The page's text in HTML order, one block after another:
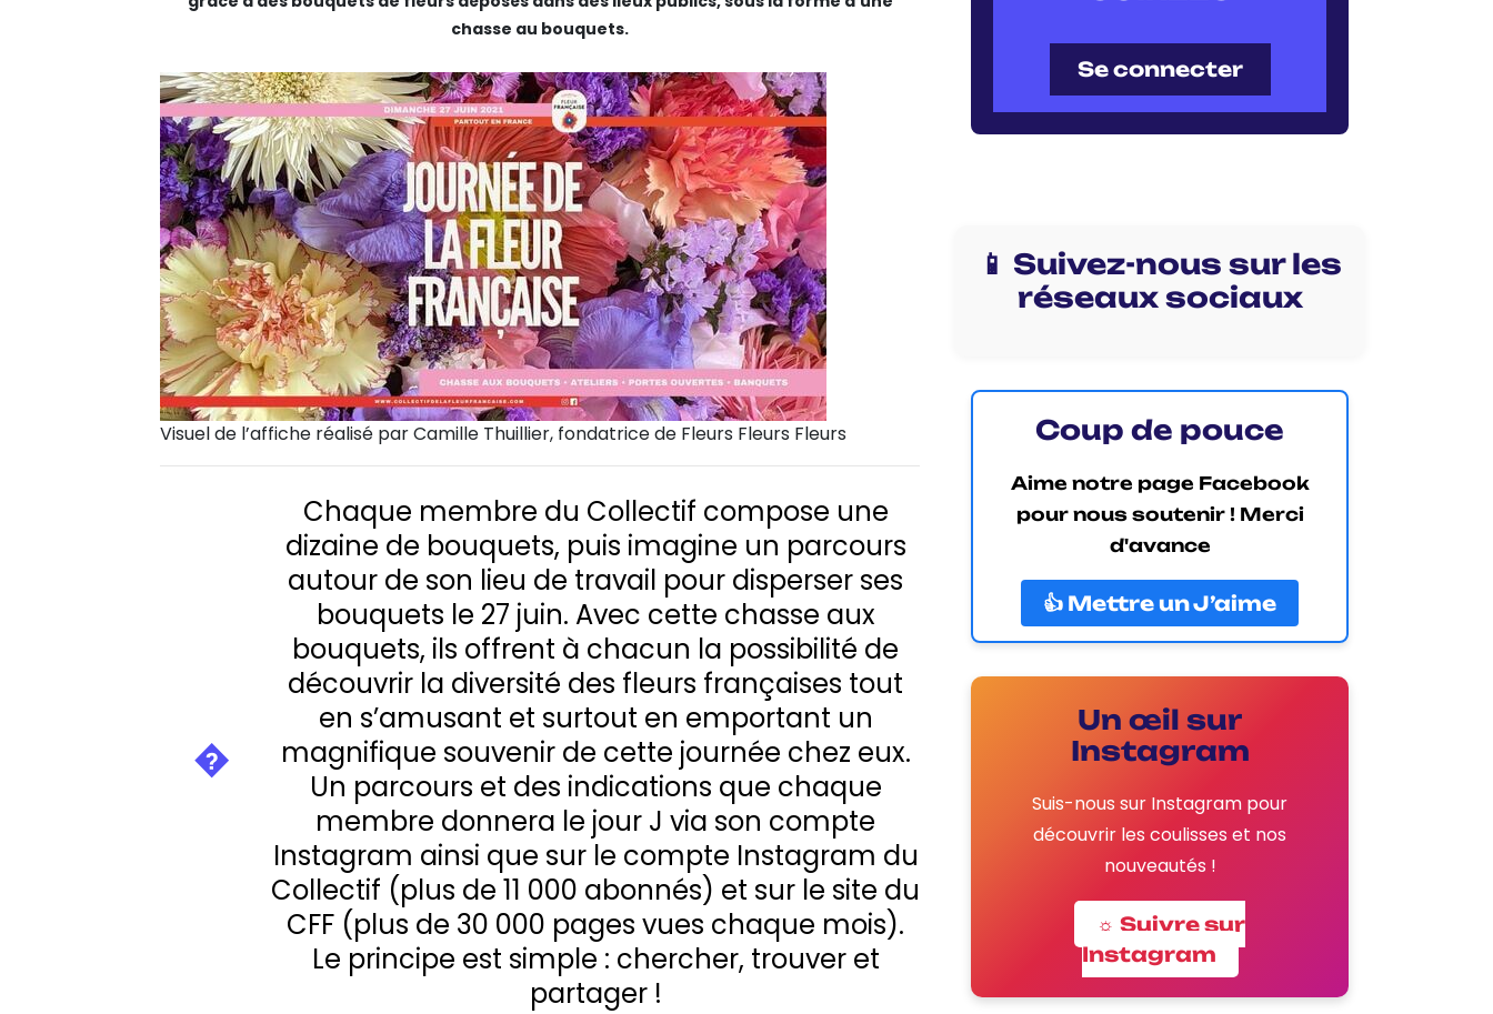
chasse au bouquets.
Visuel de l’affiche réalisé par Camille Thuillier, fondatrice de Fleurs Fleurs Fleurs
Chaque membre du Collectif compose une
dizaine de bouquets, puis imagine un parcours
autour de son lieu de travail pour disperser ses
bouquets le 27 juin. Avec cette chasse aux
bouquets, ils offrent à chacun la possibilité de
découvrir la diversité des fleurs françaises tout
en s’amusant et surtout en emportant un
magnifique souvenir de cette journée chez eux.
Un parcours et des indications que chaque
membre donnera le jour J via son compte
Instagram ainsi que sur le compte Instagram du
Collectif (plus de 11 000 abonnés) et sur le site du
CFF (plus de 30 000 pages vues chaque mois).
Le principe est simple : chercher, trouver et
partager !
Se connecter
📱 Suivez-nous sur les
réseaux sociaux
Coup de pouce
Aime notre page Facebook
pour nous soutenir ! Merci
d'avance
👍 Mettre un J’aime
Un œil sur
Instagram
Suis-nous sur Instagram pour
découvrir les coulisses et nos
nouveautés !
☼ Suivre sur
Instagram